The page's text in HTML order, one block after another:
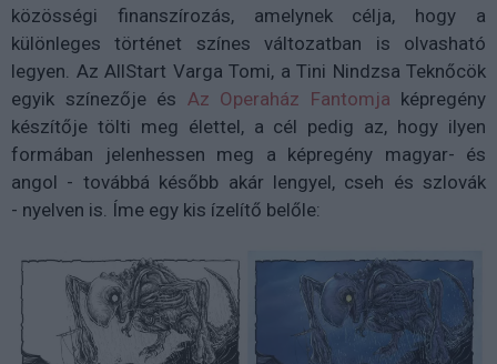
közösségi finanszírozás, amelynek célja, hogy a
különleges történet színes változatban is olvasható
legyen. Az AllStart Varga Tomi, a Tini Nindzsa Teknőcök
egyik színezője és Az Operaház Fantomja képregény
készítője tölti meg élettel, a cél pedig az, hogy ilyen
formában jelenhessen meg a képregény magyar- és
angol - továbbá később akár lengyel, cseh és szlovák
- nyelven is. Íme egy kis ízelítő belőle: